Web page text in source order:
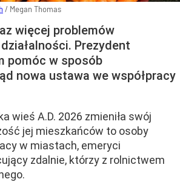
/ Megan Thomas
więcej problemów
Prezydent
pomóc w sposób
nowa ustawa we współpracy
wieś A.D. 2026 zmieniła swój
jej mieszkańców to osoby
w miastach, emeryci
zdalnie, którzy z rolnictwem